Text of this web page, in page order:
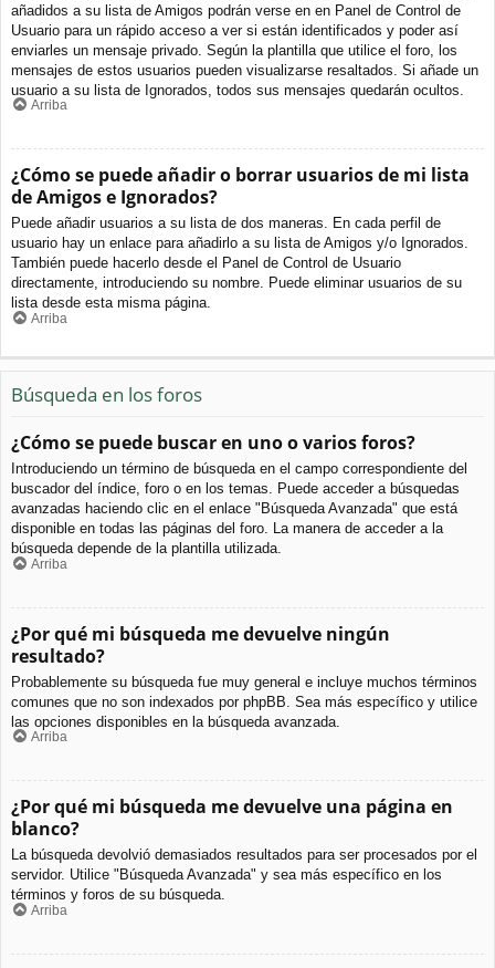
añadidos a su lista de Amigos podrán verse en en Panel de Control de
Usuario para un rápido acceso a ver si están identificados y poder así
enviarles un mensaje privado. Según la plantilla que utilice el foro, los
mensajes de estos usuarios pueden visualizarse resaltados. Si añade un
usuario a su lista de Ignorados, todos sus mensajes quedarán ocultos.
Arriba
¿Cómo se puede añadir o borrar usuarios de mi lista
de Amigos e Ignorados?
Puede añadir usuarios a su lista de dos maneras. En cada perfil de
usuario hay un enlace para añadirlo a su lista de Amigos y/o Ignorados.
También puede hacerlo desde el Panel de Control de Usuario
directamente, introduciendo su nombre. Puede eliminar usuarios de su
lista desde esta misma página.
Arriba
Búsqueda en los foros
¿Cómo se puede buscar en uno o varios foros?
Introduciendo un término de búsqueda en el campo correspondiente del
buscador del índice, foro o en los temas. Puede acceder a búsquedas
avanzadas haciendo clic en el enlace "Búsqueda Avanzada" que está
disponible en todas las páginas del foro. La manera de acceder a la
búsqueda depende de la plantilla utilizada.
Arriba
¿Por qué mi búsqueda me devuelve ningún
resultado?
Probablemente su búsqueda fue muy general e incluye muchos términos
comunes que no son indexados por phpBB. Sea más específico y utilice
las opciones disponibles en la búsqueda avanzada.
Arriba
¿Por qué mi búsqueda me devuelve una página en
blanco?
La búsqueda devolvió demasiados resultados para ser procesados por el
servidor. Utilice "Búsqueda Avanzada" y sea más específico en los
términos y foros de su búsqueda.
Arriba